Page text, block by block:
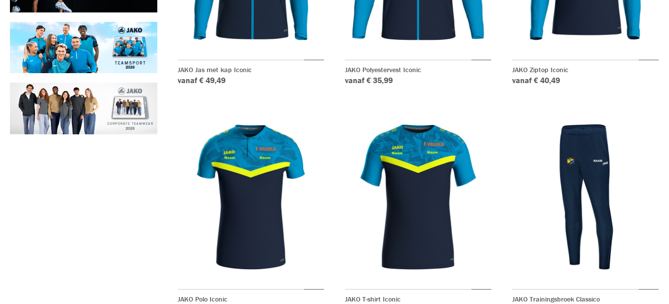
JAKO Jas met kap Iconic
vanaf € 49,49
JAKO Polyestervest Iconic
vanaf € 35,99
JAKO Ziptop Iconic
vanaf € 40,49
JAKO Polo Iconic JAKO T-shirt Iconic JAKO Trainingsbroek Classico